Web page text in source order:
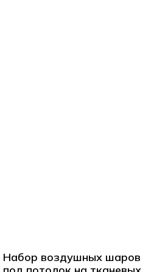
Набор воздушных шаров